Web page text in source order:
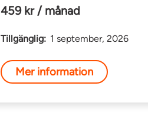
459 kr / månad
Tillgänglig: 1 september, 2026
Mer information